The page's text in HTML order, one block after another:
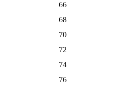
66
68
70
72
74
76